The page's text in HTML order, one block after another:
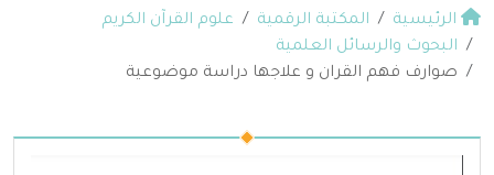
الرئيسية المكتبة الرقمية
علوم القرآن الكريم
البحوث والرسائل العلمية
صوارف فهم القران و علاجها دراسة موضوعية